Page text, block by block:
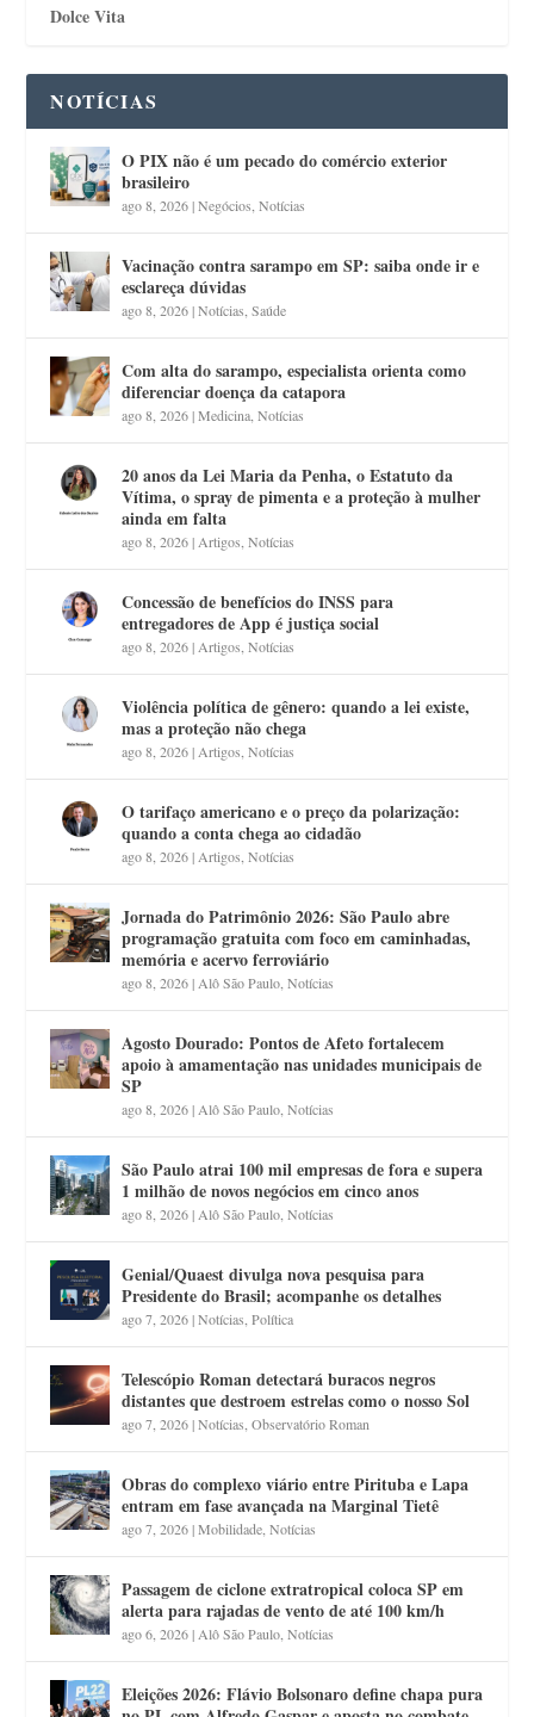
Dolce Vita
NOTÍCIAS
O PIX não é um pecado do comércio exterior
brasileiro
ago 8, 2026|Negócios,Notícias
Vacinação contra sarampo em SP: saiba onde ir e
esclareça dúvidas
ago 8, 2026|Notícias,Saúde
Com alta do sarampo, especialista orienta como
diferenciar doença da catapora
ago 8, 2026|Medicina,Notícias
20 anos da Lei Maria da Penha, o Estatuto da
Vítima, o spray de pimenta e a proteção à mulher
ainda em falta
ago 8, 2026|Artigos,Notícias
Concessão de benefícios do INSS para
entregadores de App é justiça social
ago 8, 2026|Artigos,Notícias
Violência política de gênero: quando a lei existe,
mas a proteção não chega
ago 8, 2026|Artigos,Notícias
O tarifaço americano e o preço da polarização:
quando a conta chega ao cidadão
ago 8, 2026|Artigos,Notícias
Jornada do Patrimônio 2026: São Paulo abre
programação gratuita com foco em caminhadas,
memória e acervo ferroviário
ago 8, 2026|Alô São Paulo,Notícias
Agosto Dourado: Pontos de Afeto fortalecem
apoio à amamentação nas unidades municipais de
SP
ago 8, 2026|Alô São Paulo,Notícias
São Paulo atrai 100 mil empresas de fora e supera
1 milhão de novos negócios em cinco anos
ago 8, 2026|Alô São Paulo,Notícias
Genial/Quaest divulga nova pesquisa para
Presidente do Brasil; acompanhe os detalhes
ago 7, 2026|Notícias,Política
Telescópio Roman detectará buracos negros
distantes que destroem estrelas como o nosso Sol
ago 7, 2026|Notícias,Observatório Roman
Obras do complexo viário entre Pirituba e Lapa
entram em fase avançada na Marginal Tietê
ago 7, 2026|Mobilidade,Notícias
Passagem de ciclone extratropical coloca SP em
alerta para rajadas de vento de até 100 km/h
ago 6, 2026|Alô São Paulo,Notícias
Eleições 2026: Flávio Bolsonaro define chapa pura